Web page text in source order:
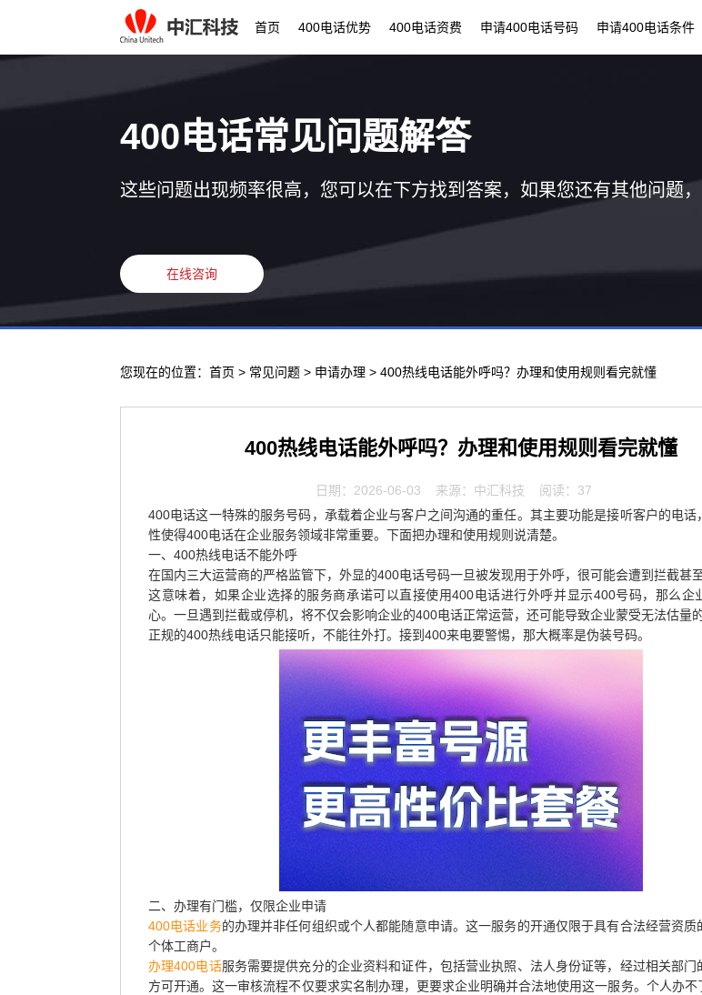
首页 400电话优势 400电话资费 申请400电话号码 申请400电话条件
400电话常见问题解答
这些问题出现频率很高，您可以在下方找到答案，如果您还有其他问题
在线咨询
您现在的位置： 首页 > 常见问题 > 申请办理 > 400热线电话能外呼吗？办理和使用规则看完就懂
400热线电话能外呼吗？办理和使用规则看完就懂
日期：2026-06-03 来源：中汇科技 阅读：37
400电话这一特殊的服务号码，承载着企业与客户之间沟通的重任。其主要功能是接听客户的电话
性使得400电话在企业服务领域非常重要。下面把办理和使用规则说清楚。
一、400热线电话不能外呼
在国内三大运营商的严格监管下，外显的400电话号码一旦被发现用于外呼，很可能会遭到拦截甚至
这意味着，如果企业选择的服务商承诺可以直接使用400电话进行外呼并显示400号码，那么企
心。一旦遇到拦截或停机，将不仅会影响企业的400电话正常运营，还可能导致企业蒙受无法估量的
正规的400热线电话只能接听，不能往外打。接到400来电要警惕，那大概率是伪装号码。
二、办理有门槛，仅限企业申请
400电话业务的办理并非任何组织或个人都能随意申请。这一服务的开通仅限于具有合法经营资质
个体工商户。
办理400电话服务需要提供充分的企业资料和证件，包括营业执照、法人身份证等，经过相关部门
方可开通。这一审核流程不仅要求实名制办理，更要求企业明确并合法地使用这一服务。个人办不